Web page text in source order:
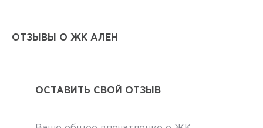
ОТЗЫВЫ О ЖК АЛЕН
ОСТАВИТЬ СВОЙ ОТЗЫВ